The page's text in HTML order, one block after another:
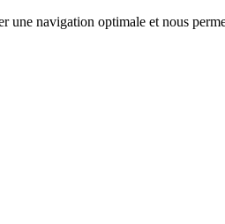
navigation optimale et nous